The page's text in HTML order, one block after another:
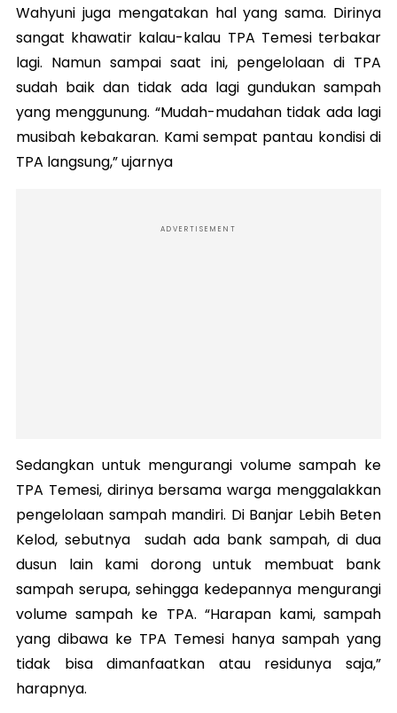
Wahyuni juga mengatakan hal yang sama. Dirinya
sangat khawatir kalau-kalau TPA Temesi terbakar
lagi. Namun sampai saat ini, pengelolaan di TPA
sudah baik dan tidak ada lagi gundukan sampah
yang menggunung. “Mudah-mudahan tidak ada lagi
musibah kebakaran. Kami sempat pantau kondisi di
TPA langsung,” ujarnya
ADVERTISEMENT
Sedangkan untuk mengurangi volume sampah ke
TPA Temesi, dirinya bersama warga menggalakkan
pengelolaan sampah mandiri. Di Banjar Lebih Beten
Kelod, sebutnya sudah ada bank sampah, di dua
dusun lain kami dorong untuk membuat bank
sampah serupa, sehingga kedepannya mengurangi
volume sampah ke TPA. “Harapan kami, sampah
yang dibawa ke TPA Temesi hanya sampah yang
tidak bisa dimanfaatkan atau residunya saja,”
harapnya.